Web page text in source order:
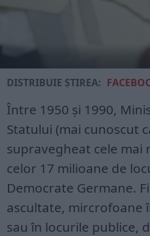
DISTRIBUIE ȘTIREA:
Între 1950 și 1990,
Statului (mai cunoscut
supravegheat cele mai
celor 17 milioane de
Democrate Germane.
ascultate, mircrofoane
sau în locurile publice,